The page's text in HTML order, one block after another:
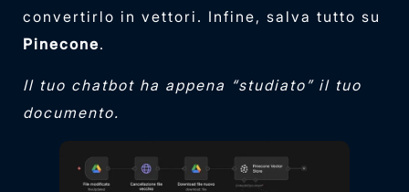
convertirlo in vettori. Infine, salva tutto su
Pinecone.
Il tuo chatbot ha appena “studiato” il tuo
documento.